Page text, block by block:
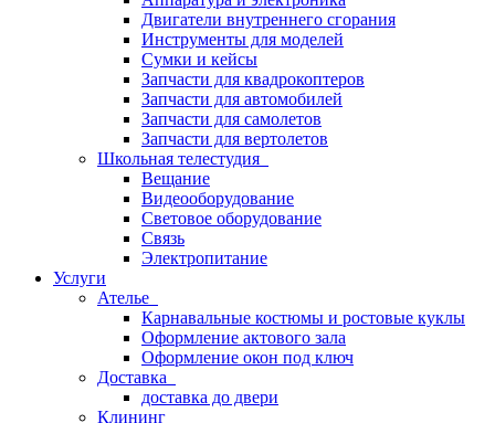
Двигатели внутреннего сгорания
Инструменты для моделей
Сумки и кейсы
Запчасти для квадрокоптеров
Запчасти для автомобилей
Запчасти для самолетов
Запчасти для вертолетов
Школьная телестудия
Вещание
Видеооборудование
Световое оборудование
Связь
Электропитание
Услуги
Ателье
Карнавальные костюмы и ростовые куклы
Оформление актового зала
Оформление окон под ключ
Доставка
доставка до двери
Клининг